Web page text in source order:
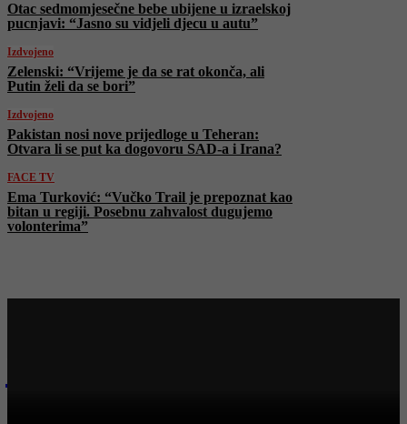
Otac sedmomjesečne bebe ubijene u izraelskoj
pucnjavi: “Jasno su vidjeli djecu u autu”
Izdvojeno
Zelenski: “Vrijeme je da se rat okonča, ali
Putin želi da se bori”
Izdvojeno
Pakistan nosi nove prijedloge u Teheran:
Otvara li se put ka dogovoru SAD-a i Irana?
FACE TV
Ema Turković: “Vučko Trail je prepoznat kao
bitan u regiji. Posebnu zahvalost dugujemo
volonterima”